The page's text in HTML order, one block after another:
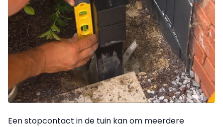
Een stopcontact in de tuin kan om meerdere